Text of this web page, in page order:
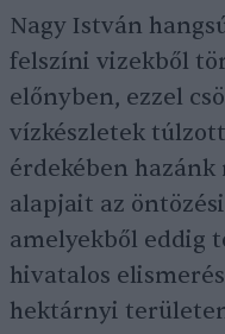
Nagy István
felszíni vizekből
előnyben, ezzel
vízkészletek
érdekében
alapjait az
amelyekből eddig
hivatalos
hektárnyi